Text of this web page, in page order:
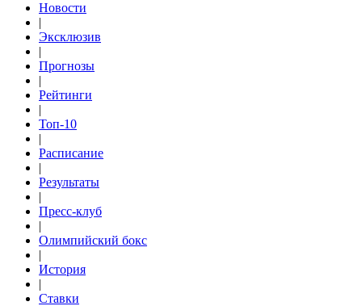
Новости
|
Эксклюзив
|
Прогнозы
|
Рейтинги
|
Топ-10
|
Расписание
|
Результаты
|
Пресс-клуб
|
Олимпийский бокс
|
История
|
Ставки